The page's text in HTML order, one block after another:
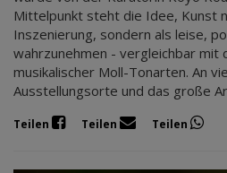
Mittelpunkt steht die Idee, Kunst
Inszenierung, sondern als leise,
wahrzunehmen - vergleichbar mit
musikalischer Moll-Tonarten. An
Ausstellungsorte und das große
Teilen Teilen Teilen